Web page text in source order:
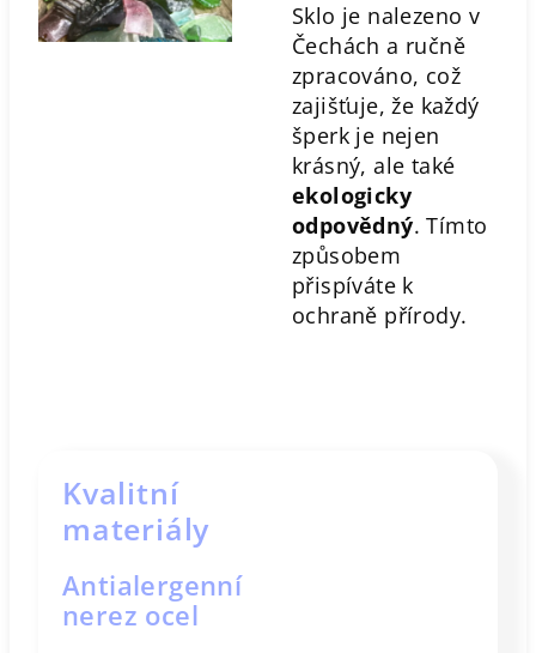
Sklo je nalezeno v
Čechách a ručně
zpracováno, což
zajišťuje, že každý
šperk je nejen
krásný, ale také
ekologicky
odpovědný. Tímto
způsobem
přispíváte k
ochraně přírody.
Kvalitní
materiály
Antialergenní
nerez ocel